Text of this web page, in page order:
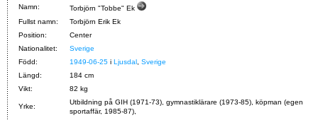
Namn:
Torbjörn "Tobbe" Ek
Fullst namn:
Torbjörn Erik Ek
Position:
Center
Nationalitet:
Sverige
Född:
1949-06-25 i Ljusdal, Sverige
Längd:
184 cm
Vikt:
82 kg
Yrke:
Utbildning på GIH (1971-73), gymnastiklärare (1973-85), köpman (egen
sportaffär, 1985-87),